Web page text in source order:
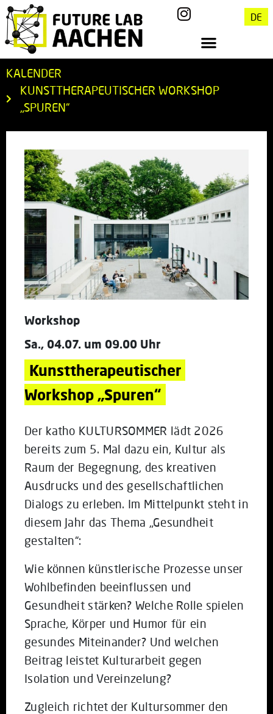
DE
KALENDER
KUNSTTHERAPEUTISCHER WORKSHOP
„SPUREN“
Workshop
Sa., 04.07. um 09.00 Uhr
Kunsttherapeutischer
Workshop „Spuren“
Der katho KULTURSOMMER lädt 2026
bereits zum 5. Mal dazu ein, Kultur als
Raum der Begegnung, des kreativen
Ausdrucks und des gesellschaftlichen
Dialogs zu erleben. Im Mittelpunkt steht in
diesem Jahr das Thema „Gesundheit
gestalten“:
Wie können künstlerische Prozesse unser
Wohlbefinden beeinflussen und
Gesundheit stärken? Welche Rolle spielen
Sprache, Körper und Humor für ein
gesundes Miteinander? Und welchen
Beitrag leistet Kulturarbeit gegen
Isolation und Vereinzelung?
Zugleich richtet der Kultursommer den